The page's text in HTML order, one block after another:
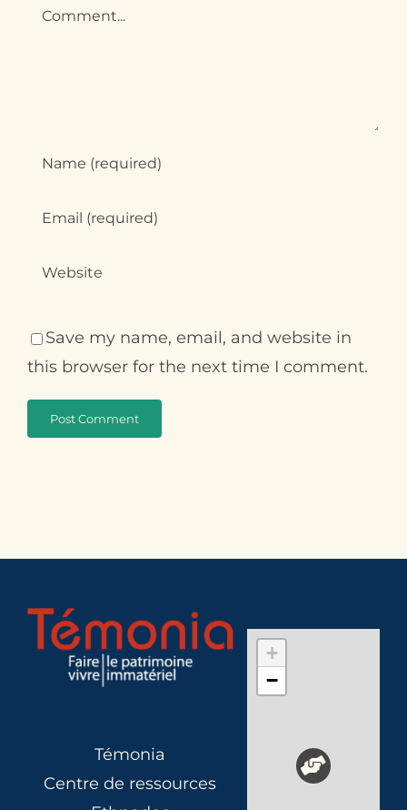
Comment
Save my name, email, and website in
this browser for the next time I comment.
Témonia
Centre de ressources
+
−